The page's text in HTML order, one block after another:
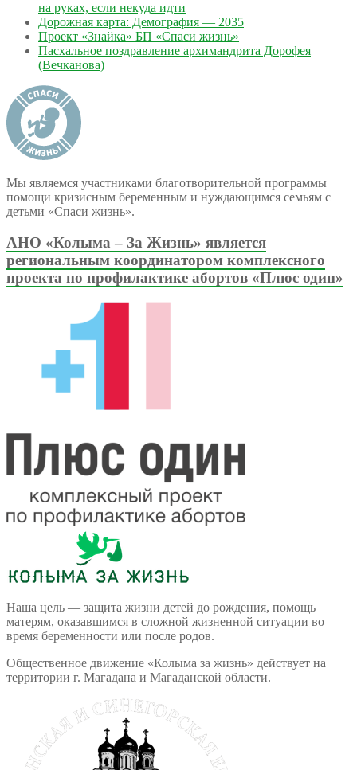
на руках, если некуда идти
Дорожная карта: Демография — 2035
Проект «Знайка» БП «Спаси жизнь»
Пасхальное поздравление архимандрита Дорофея
(Вечканова)
Мы являемся участниками благотворительной программы
помощи кризисным беременным и нуждающимся семьям с
детьми «Спаси жизнь».
АНО «Колыма – За Жизнь» является
региональным координатором комплексного
проекта по профилактике абортов «Плюс один»
Наша цель — защита жизни детей до рождения, помощь
матерям, оказавшимся в сложной жизненной ситуации во
время беременности или после родов.
Общественное движение «Колыма за жизнь» действует на
территории г. Магадана и Магаданской области.